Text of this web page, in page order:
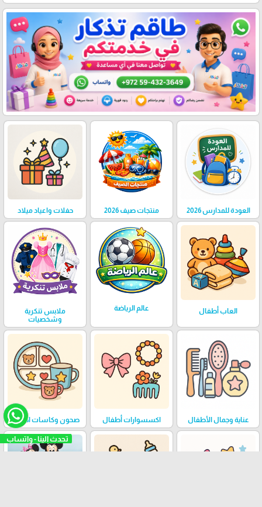
العودة للمدارس 2026 منتجات صيف 2026 حفلات واعياد ميلاد
العاب أطفال عالم الرياضة
ملابس تنكرية
وشخصيات
عناية وجمال الأطفال اكسسوارات أطفال صحون وكاسات اطفال